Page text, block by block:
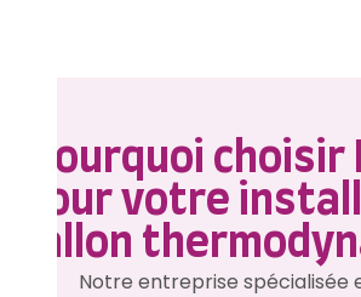
Pourquoi choisir
pour votre
ballon
Notre entreprise spécialisée